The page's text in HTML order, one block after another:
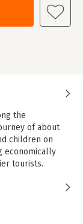
the
of about
children on
economically
tourists.
Despite